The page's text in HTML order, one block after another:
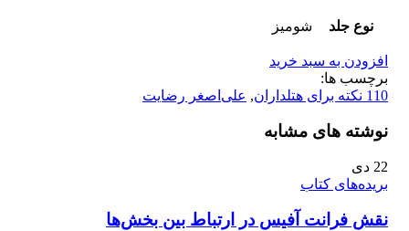
نوع جلد شومیز
افزودن به سبد خرید
برچسب ها:
110 نکته برای هتلداران
, علی‌اصغر رضایت
نوشته های مشابه
22 دی
بریده‌های کتاب
نقش فرانت آفیس در ارتباط بین بخش‌ها